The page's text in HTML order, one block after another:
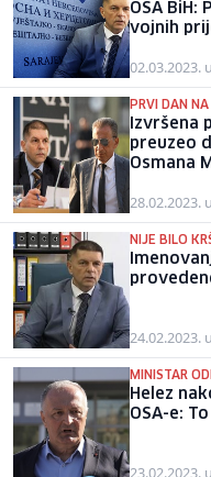
OSA BiH:
vojnih
02.03.2023.
PRVI DAN NA
Izvršena
preuzeo
Osmana
28.02.2023.
NIJE BILO
24.02.2023.
MINISTAR
Helez
OSA-e:
23.02.2023.